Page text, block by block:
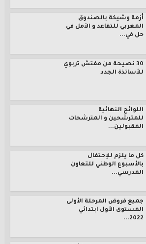
أزمة وشيكة بالصندوق
المغربي للتقاعد و الأمل في
حل في...
30 نصيحة من مفتش تربوي
للأساتذة الجدد
اللوائح النهائية
للمترشحين و المترشحات
المقبولين...
كل ما يلزم للإحتفال
بالأسبوع الوطني للتعاون
المدرسي...
جميع فروض المرحلة الأولى
المستوى الأول ابتدائي
2022...